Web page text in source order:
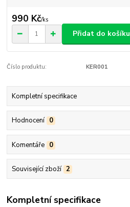
990 Kč/ks
Přidat do košíku
Číslo produktu: KER001
Kompletní specifikace
Hodnocení 0
Komentáře 0
Související zboží 2
Kompletní specifikace